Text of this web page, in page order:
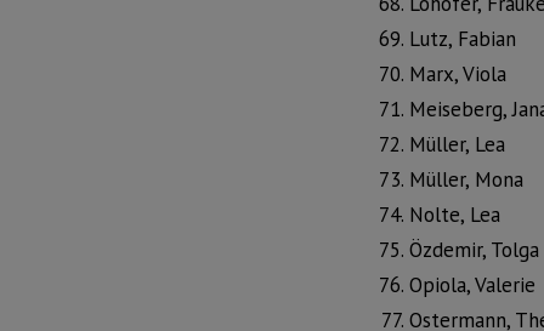
Lutz, Fabian
Marx, Viola
Meiseberg,
Müller, Lea
Müller, Mona
Nolte, Lea
Özdemir, Tolga
Opiola, Valerie
Ostermann,